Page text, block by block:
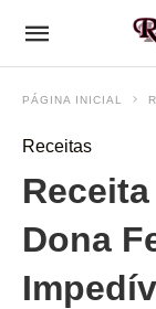
PÁGINA INICIAL
Receitas
Dona